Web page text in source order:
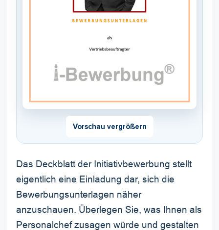
Vorschau vergrößern
Das Deckblatt der Initiativbewerbung stellt
eigentlich eine Einladung dar, sich die
Bewerbungsunterlagen näher
anzuschauen. Überlegen Sie, was Ihnen als
Personalchef zusagen würde und gestalten